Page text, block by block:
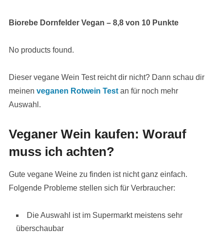
Biorebe Dornfelder Vegan – 8,8 von 10 Punkte
No products found.
Dieser vegane Wein Test reicht dir nicht? Dann schau dir
meinen veganen Rotwein Testan für noch mehr
Auswahl.
Veganer Wein kaufen: Worauf
muss ich achten?
Gute vegane Weine zu finden ist nicht ganz einfach.
Folgende Probleme stellen sich für Verbraucher:
Die Auswahl ist im Supermarkt meistens sehr
überschaubar